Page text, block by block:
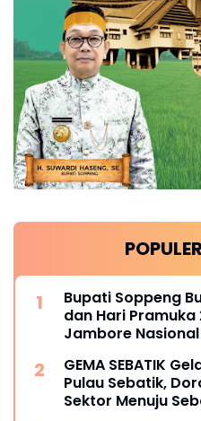
Bupati Soppeng
dan Hari
Jambore Nasional
GEMA SEBATIK
Pulau Sebatik,
Sektor Menuju